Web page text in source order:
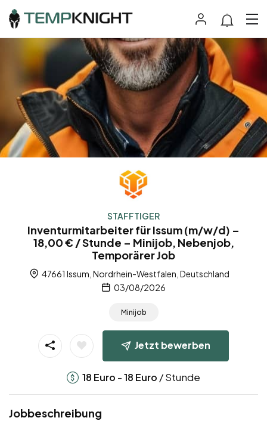
STAFFTIGER
Inventurmitarbeiter für Issum (m/w/d) –
18,00 € / Stunde – Minijob, Nebenjob,
Temporärer Job
47661 Issum, Nordrhein-Westfalen, Deutschland
03/08/2026
Minijob
Jetzt bewerben
18 Euro -18 Euro / Stunde
Jobbeschreibung